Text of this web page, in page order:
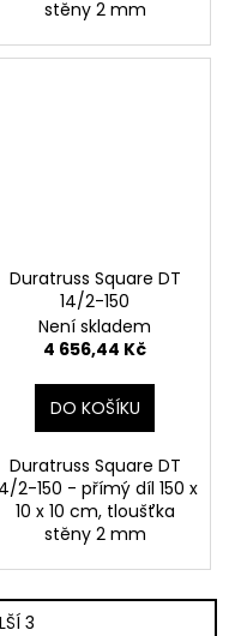
stěny 2 mm
Duratruss Square DT
14/2-150
Není skladem
4 656,44 Kč
DO KOŠÍKU
Duratruss Square DT
2-150 - přímý díl 150 x
10 x 10 cm, tloušťka
stěny 2 mm
3